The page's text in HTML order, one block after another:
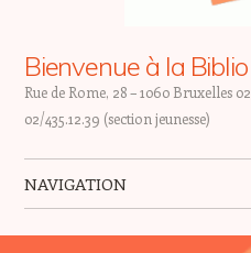
Bienvenue à la
Rue de Rome, 28 – 1060 Bruxelles
02/435.12.39 (section jeunesse)
NAVIGATION